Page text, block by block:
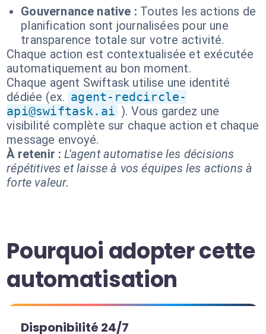
Gouvernance native : Toutes les actions de
planification sont journalisées pour une
transparence totale sur votre activité.
Chaque action est contextualisée et exécutée
automatiquement au bon moment.
Chaque agent Swiftask utilise une identité
dédiée (ex. agent-redcircle-
api@swiftask.ai ). Vous gardez une
visibilité complète sur chaque action et chaque
message envoyé.
À retenir : L'agent automatise les décisions
répétitives et laisse à vos équipes les actions à
forte valeur.
Pourquoi adopter cette
automatisation
Disponibilité 24/7